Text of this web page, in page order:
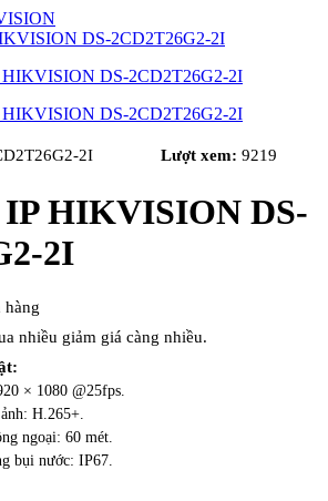
DS-2CD2T26G2-2I
2I Lượt xem: 9219
HIKVISION DS-
2I
hàng
nhiều giảm giá càng nhiều.
× 1080 @25fps.
H.265+.
ngoại: 60 mét.
bụi nước: IP67.